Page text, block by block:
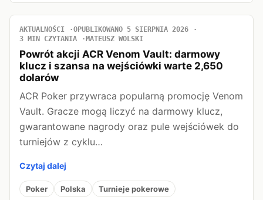
AKTUALNOŚCI
OPUBLIKOWANO 5 SIERPNIA 2026
3 MIN CZYTANIA
MATEUSZ WOLSKI
Powrót akcji ACR Venom Vault: darmowy
klucz i szansa na wejściówki warte 2,650
dolarów
ACR Poker przywraca popularną promocję Venom
Vault. Gracze mogą liczyć na darmowy klucz,
gwarantowane nagrody oraz pule wejściówek do
turniejów z cyklu…
Czytaj dalej
Poker Polska Turnieje pokerowe